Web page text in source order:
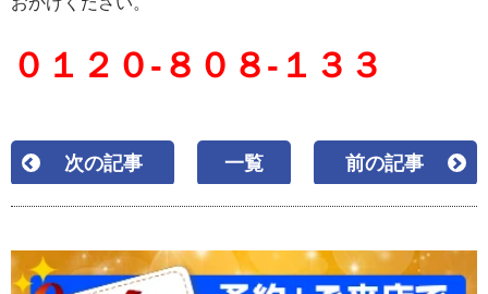
０１２０-８０８-１３３
次の記事 一覧 前の記事